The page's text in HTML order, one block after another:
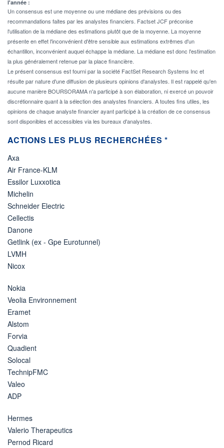
l'année :
Un consensus est une moyenne ou une médiane des prévisions ou des
recommandations faites par les analystes financiers. Factset JCF préconise
l'utilisation de la médiane des estimations plutôt que de la moyenne. La moyenne
présente en effet l'inconvénient d'être sensible aux estimations extrêmes d'un
échantillon, inconvénient auquel échappe la médiane. La médiane est donc l'estimation
la plus généralement retenue par la place financière.
Le présent consensus est fourni par la société FactSet Research Systems Inc et
résulte par nature d'une diffusion de plusieurs opinions d'analystes. Il est rappelé qu'en
aucune manière BOURSORAMA n'a participé à son élaboration, ni exercé un pouvoir
discrétionnaire quant à la sélection des analystes financiers. A toutes fins utiles, les
opinions de chaque analyste financier ayant participé à la création de ce consensus
sont disponibles et accessibles via les bureaux d'analystes.
ACTIONS LES PLUS RECHERCHÉES *
Axa
Air France-KLM
Essilor Luxxotica
Michelin
Schneider Electric
Cellectis
Danone
Getlink (ex - Gpe Eurotunnel)
LVMH
Nicox
Nokia
Veolia Environnement
Eramet
Alstom
Forvia
Quadient
Solocal
TechnipFMC
Valeo
ADP
Hermes
Valerio Therapeutics
Pernod Ricard